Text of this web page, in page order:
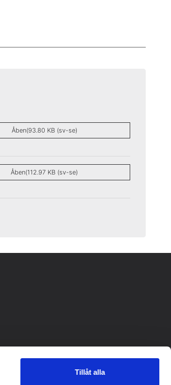
Tillåt alla
Åben(93.80 KB (sv-se)
Åben(112.97 KB (sv-se)